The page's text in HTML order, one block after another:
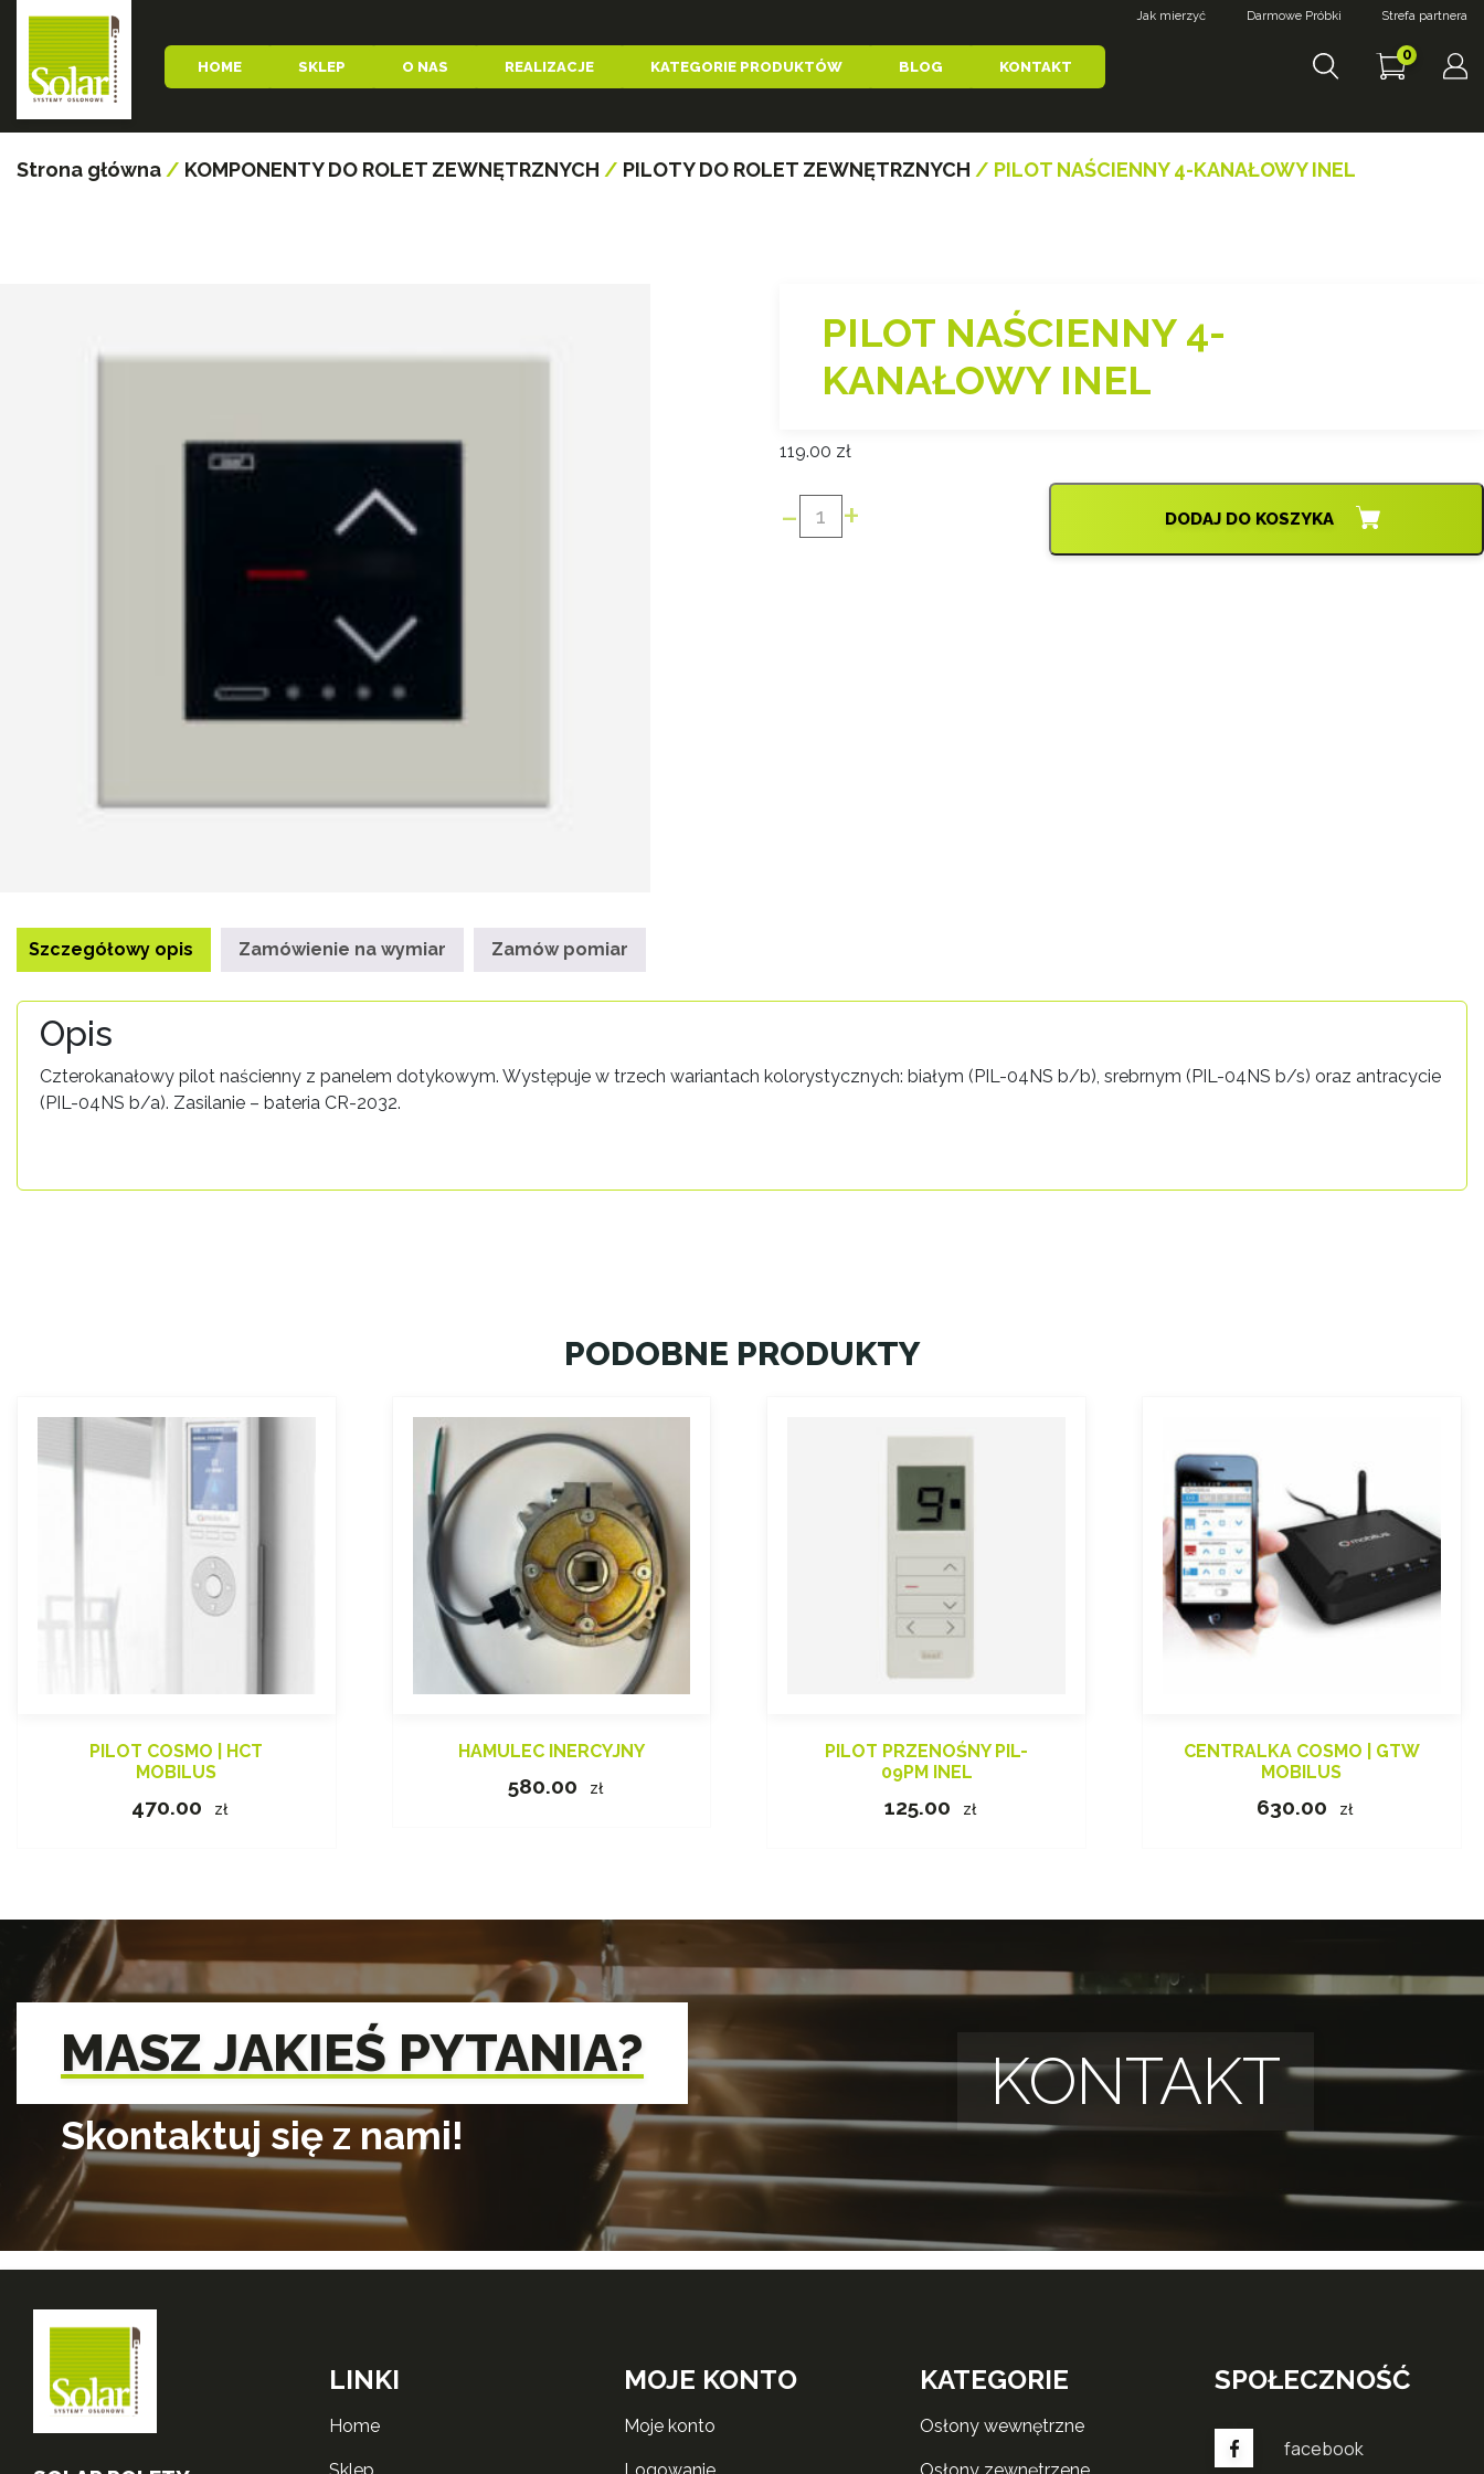
HOME SKLEP O NAS REALIZACJE KATEGORIE PRODUKTÓW BLOG KONTAKT
Jak mierzyć Darmowe Próbki Strefa partnera
0
Strona główna / KOMPONENTY DO ROLET ZEWNĘTRZNYCH / PILOTY DO ROLET ZEWNĘTRZNYCH / PILOT NAŚCIENNY 4-KANAŁOWY INEL
PILOT NAŚCIENNY 4-
KANAŁOWY INEL
119.00 zł
-
ilość
+ DODAJ DO KOSZYKA
Szczegółowy opis Zamówienie na wymiar Zamów pomiar
Opis
Czterokanałowy pilot naścienny z panelem dotykowym. Występuje w trzech wariantach kolorystycznych: białym (PIL-04NS b/b), srebrnym (PIL-04NS b/s) oraz antracycie
(PIL-04NS b/a). Zasilanie – bateria CR-2032.
PODOBNE PRODUKTY
PILOT COSMO | HCT
MOBILUS
470.00 zł
HAMULEC INERCYJNY
580.00 zł
PILOT PRZENOŚNY PIL-
09PM INEL
125.00 zł
CENTRALKA COSMO | GTW
MOBILUS
630.00 zł
MASZ JAKIEŚ PYTANIA?
Skontaktuj się z nami!
KONTAKT
LINKI
home
MOJE KONTO
moje konto
KATEGORIE
osłony wewnętrzne
SPOŁECZNOŚĆ
facebook